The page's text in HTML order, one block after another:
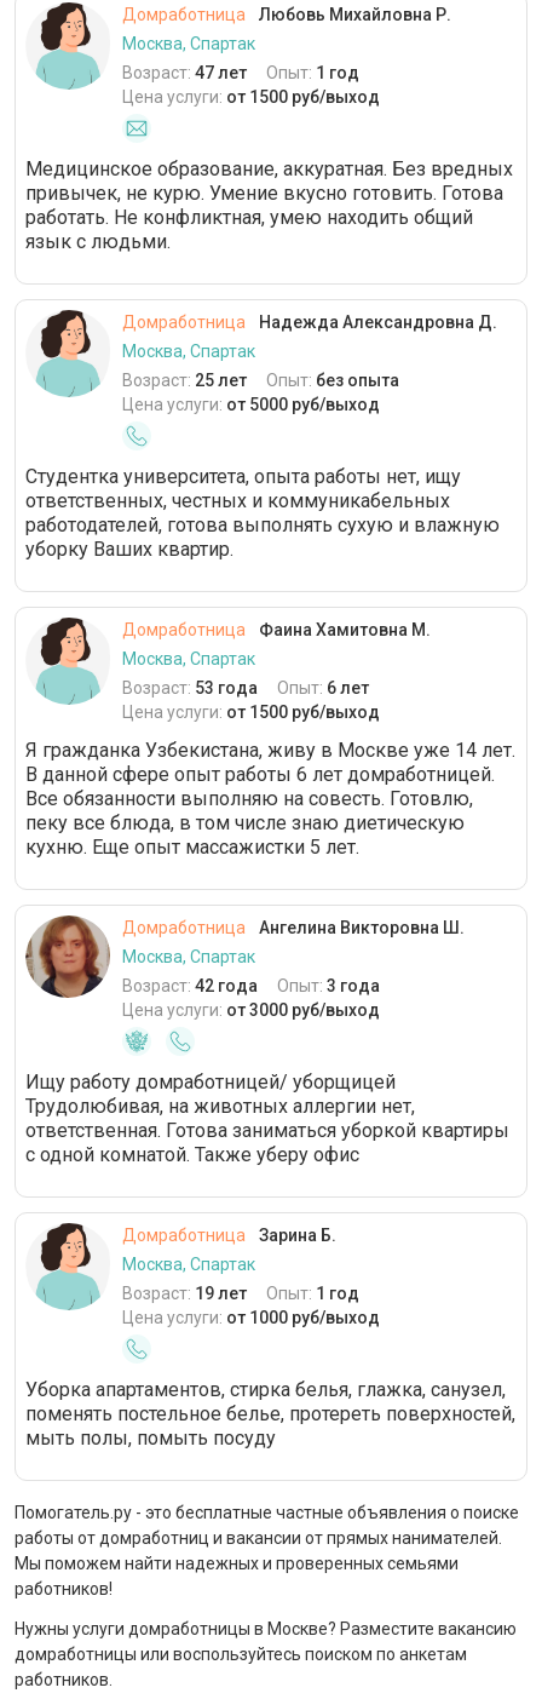
Домработница
Любовь Михайловна Р.
Москва, Спартак
Возраст: 47 лет Опыт: 1 год
Цена услуги: от 1500 руб/выход
Медицинское образование, аккуратная. Без вредных
привычек, не курю. Умение вкусно готовить. Готова
работать. Не конфликтная, умею находить общий
язык с людьми.
Домработница
Надежда Александровна Д.
Москва, Спартак
Возраст: 25 лет Опыт: без опыта
Цена услуги: от 5000 руб/выход
Студентка университета, опыта работы нет, ищу
ответственных, честных и коммуникабельных
работодателей, готова выполнять сухую и влажную
уборку Ваших квартир.
Домработница
Фаина Хамитовна М.
Москва, Спартак
Возраст: 53 года Опыт: 6 лет
Цена услуги: от 1500 руб/выход
Я гражданка Узбекистана, живу в Москве уже 14 лет.
В данной сфере опыт работы 6 лет домработницей.
Все обязанности выполняю на совесть. Готовлю,
пеку все блюда, в том числе знаю диетическую
кухню. Еще опыт массажистки 5 лет.
Домработница
Ангелина Викторовна Ш.
Москва, Спартак
Возраст: 42 года Опыт: 3 года
Цена услуги: от 3000 руб/выход
Ищу работу домработницей/ уборщицей
Трудолюбивая, на животных аллергии нет,
ответственная. Готова заниматься уборкой квартиры
с одной комнатой. Также уберу офис
Домработница
Зарина Б.
Москва, Спартак
Возраст: 19 лет Опыт: 1 год
Цена услуги: от 1000 руб/выход
Уборка апартаментов, стирка белья, глажка, санузел,
поменять постельное белье, протереть поверхностей,
мыть полы, помыть посуду
Помогатель.ру - это бесплатные частные объявления о поиске
работы от домработниц и вакансии от прямых нанимателей.
Мы поможем найти надежных и проверенных семьями
работников!
Нужны услуги домработницы в Москве? Разместите вакансию
домработницы или воспользуйтесь поиском по анкетам
работников.